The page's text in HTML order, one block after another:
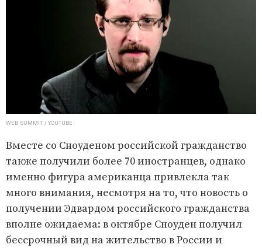
WEB SUMMIT / YOUTUBE
Вместе со Сноуденом российской гражданство
также получили более 70 иностранцев, однако
именно фигура американца привлекла так
много внимания, несмотря на то, что новость о
получении Эдвардом российского гражданства
вполне ожидаема: в октябре Сноуден получил
бессрочный вид на жительство в России и